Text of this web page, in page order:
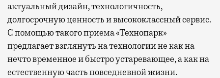
актуальный дизайн, технологичность,
долгосрочную ценность и высококлассный сервис.
С помощью такого приема «Технопарк»
предлагает взглянуть на технологии не как на
нечто временное и быстро устаревающее, а как на
естественную часть повседневной жизни.